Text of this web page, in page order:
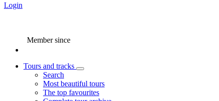
Login
Member since
Tours and tracks
Search
Most beautiful tours
The top favourites